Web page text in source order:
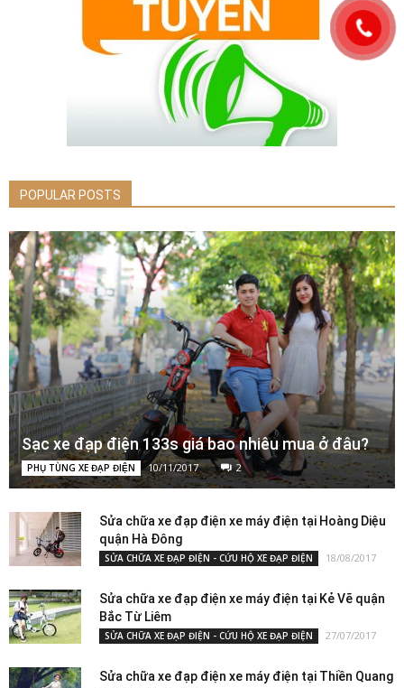
POPULAR POSTS
Sạc xe đạp điện 133s giá bao nhiêu mua ở đâu?
PHỤ TÙNG XE ĐẠP ĐIỆN 10/11/2017 2
Sửa chữa xe đạp điện xe máy điện tại Hoàng Diệu
quận Hà Đông
SỬA CHỮA XE ĐẠP ĐIỆN - CỨU HỘ XE ĐẠP ĐIỆN 18/08/2017
Sửa chữa xe đạp điện xe máy điện tại Kẻ Vẽ quận
Bắc Từ Liêm
SỬA CHỮA XE ĐẠP ĐIỆN - CỨU HỘ XE ĐẠP ĐIỆN 27/07/2017
Sửa chữa xe đạp điện xe máy điện tại Thiền Quang